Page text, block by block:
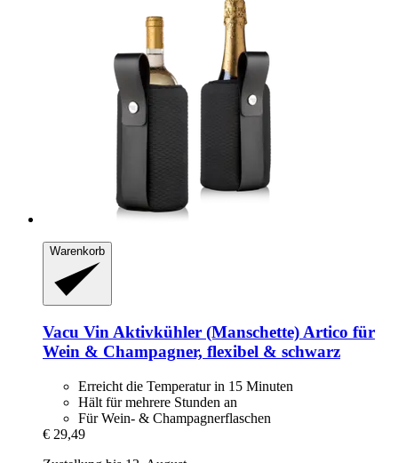
Warenkorb
Vacu Vin Aktivkühler (Manschette) Artico für
Wein & Champagner, flexibel & schwarz
Erreicht die Temperatur in 15 Minuten
Hält für mehrere Stunden an
Für Wein- & Champagnerflaschen
€ 29,49